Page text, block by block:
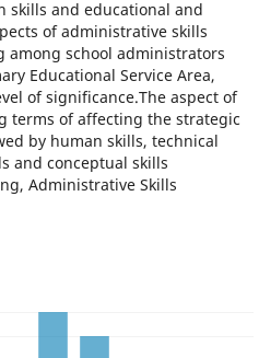
skills and educational and
of administrative skills
school administrators
Educational Service Area,
of significance.The aspect of
terms of affecting the strategic
by human skills, technical
and conceptual skills
Administrative Skills